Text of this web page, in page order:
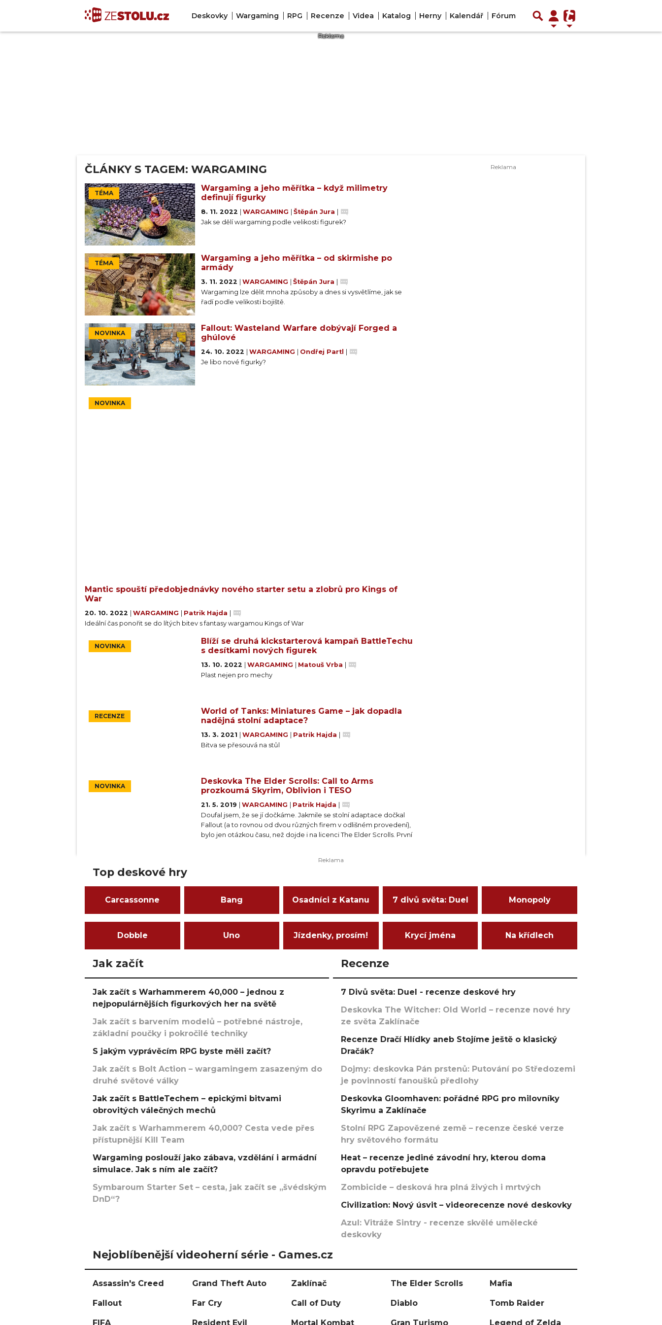
Deskovky Wargaming RPG Recenze Videa Katalog Herny Kalendář Fórum
ČLÁNKY S TAGEM: WARGAMING
TÉMA
Wargaming a jeho měřítka – když milimetry
definují figurky
8. 11. 2022 WARGAMING Štěpán Jura
Jak se dělí wargaming podle velikosti figurek?
TÉMA
Wargaming a jeho měřítka – od skirmishe po
armády
3. 11. 2022 WARGAMING Štěpán Jura
Wargaming lze dělit mnoha způsoby a dnes si vysvětlíme, jak se
řadí podle velikosti bojiště.
NOVINKA
Fallout: Wasteland Warfare dobývají Forged a
ghúlové
24. 10. 2022 WARGAMING Ondřej Partl
Je libo nové figurky?
NOVINKA
Mantic spouští předobjednávky nového starter setu a zlobrů pro Kings of
War
20. 10. 2022 WARGAMING Patrik Hajda
Ideální čas ponořit se do lítých bitev s fantasy wargamou Kings of War
NOVINKA
Blíží se druhá kickstarterová kampaň BattleTechu
s desítkami nových figurek
13. 10. 2022 WARGAMING Matouš Vrba
Plast nejen pro mechy
RECENZE
World of Tanks: Miniatures Game – jak dopadla
nadějná stolní adaptace?
13. 3. 2021 WARGAMING Patrik Hajda
Bitva se přesouvá na stůl
NOVINKA
Deskovka The Elder Scrolls: Call to Arms
prozkoumá Skyrim, Oblivion i TESO
21. 5. 2019 WARGAMING Patrik Hajda
Doufal jsem, že se jí dočkáme. Jakmile se stolní adaptace dočkal
Fallout (a to rovnou od dvou různých firem v odlišném provedení),
bylo jen otázkou času, než dojde i na licenci The Elder Scrolls. První
Top deskové hry
Carcassonne Bang Osadníci z Katanu 7 divů světa: Duel Monopoly
Dobble Uno Jízdenky, prosím! Krycí jména Na křídlech
Jak začít
Jak začít s Warhammerem 40,000 – jednou z
nejpopulárnějších figurkových her na světě
Jak začít s barvením modelů – potřebné nástroje,
základní poučky i pokročilé techniky
S jakým vyprávěcím RPG byste měli začít?
Jak začít s Bolt Action – wargamingem zasazeným do
druhé světové války
Jak začít s BattleTechem – epickými bitvami
obrovitých válečných mechů
Jak začít s Warhammerem 40,000? Cesta vede přes
přístupnější Kill Team
Wargaming poslouží jako zábava, vzdělání i armádní
simulace. Jak s ním ale začít?
Symbaroum Starter Set – cesta, jak začít se „švédským
DnD“?
Recenze
7 Divů světa: Duel - recenze deskové hry
Deskovka The Witcher: Old World – recenze nové hry
ze světa Zaklínače
Recenze Dračí Hlídky aneb Stojíme ještě o klasický
Dračák?
Dojmy: deskovka Pán prstenů: Putování po Středozemi
je povinností fanoušků předlohy
Deskovka Gloomhaven: pořádné RPG pro milovníky
Skyrimu a Zaklínače
Stolní RPG Zapovězené země – recenze české verze
hry světového formátu
Heat – recenze jediné závodní hry, kterou doma
opravdu potřebujete
Zombicide – desková hra plná živých i mrtvých
Civilization: Nový úsvit – videorecenze nové deskovky
Azul: Vitráže Sintry - recenze skvělé umělecké
deskovky
Nejoblíbenější videoherní série - Games.cz
Assassin's Creed Grand Theft Auto Zaklínač The Elder Scrolls Mafia
Fallout Far Cry Call of Duty Diablo Tomb Raider
FIFA Resident Evil Mortal Kombat Gran Turismo Legend of Zelda